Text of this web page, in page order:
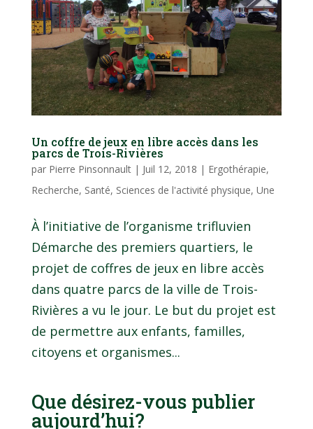
Un coffre de jeux en libre accès dans les
parcs de Trois-Rivières
par Pierre Pinsonnault| Juil 12, 2018 | Ergothérapie,
Recherche, Santé, Sciences de l'activité physique, Une
À l’initiative de l’organisme trifluvien
Démarche des premiers quartiers, le
projet de coffres de jeux en libre accès
dans quatre parcs de la ville de Trois-
Rivières a vu le jour. Le but du projet est
de permettre aux enfants, familles,
citoyens et organismes...
Que désirez-vous publier
aujourd’hui?